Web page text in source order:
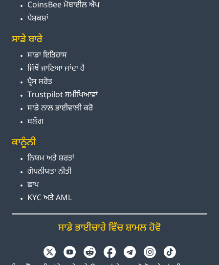
CoinsBee ਮੋਬਾਈਲ ਐਪ
ਪੇਸ਼ਕਸ਼ਾਂ
ਸਾਡੇ ਬਾਰੇ
ਸਾਡਾ ਇਤਿਹਾਸ
ਜਿੱਥੋਂ ਜਾਣਿਆ ਜਾਂਦਾ ਹੈ
ਪ੍ਰੈਸ ਸਰੋਤ
Trustpilot ਸਮੀਖਿਆਵਾਂ
ਸਾਡੇ ਨਾਲ ਭਾਈਵਾਲੀ ਕਰੋ
ਬਲੌਗ
ਕਾਨੂੰਨੀ
ਨਿਯਮ ਅਤੇ ਸ਼ਰਤਾਂ
ਗੋਪਨੀਯਤਾ ਨੀਤੀ
ਛਾਪ
KYC ਅਤੇ AML
ਸਾਡੇ ਭਾਈਚਾਰੇ ਵਿੱਚ ਸ਼ਾਮਲ ਹੋਵੋ